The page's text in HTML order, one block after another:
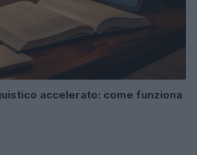
accelerato: come funziona